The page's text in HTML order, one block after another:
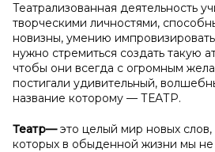
Театрализованная деятельность
творческими личностями,
новизны, умению
нужно стремиться создать такую
чтобы они всегда с огромным
постигали удивительный,
название которому — ТЕАТР.
Театр—это целый мир новых
которых в обыденной жизни мы не